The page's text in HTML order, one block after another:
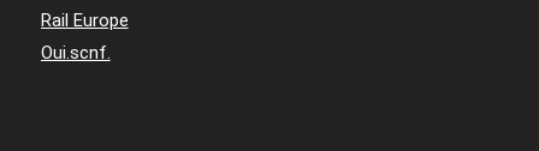
Rail Europe
Oui.scnf.